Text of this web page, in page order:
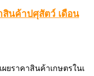
นค้าปศุสัตว์ เดือน
ยราคาสินค้าเกษตรในเ